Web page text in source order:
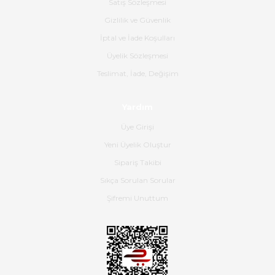
olmuş, tam istediğim gibi. Ayrıca
satış personeline de güzel ve
Ürün iki gün içinde elime
hassasiyetleri ve Ürünün kalitesi
Satış Sözleşmesi
Gizlilik ve Güvenlik
İptal ve İade Koşulları
Üyelik Sözleşmesi
Teslimat, İade, Değişim
Üye Girişi
Yeni Üyelik Oluştur
Sipariş Takibi
Sıkça Sorulan Sorular
Şifremi Unuttum